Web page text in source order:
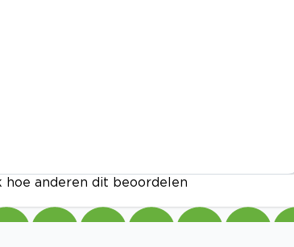
anderen dit beoordelen